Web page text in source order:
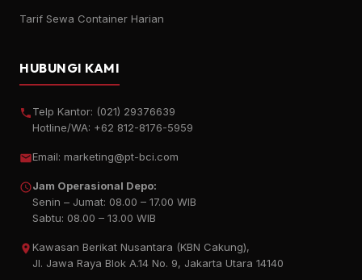
Tarif Sewa Container Harian
HUBUNGI KAMI
Telp Kantor: (021) 29376639
Hotline/WA: +62 812-8176-5959
Email: marketing@pt-bci.com
Jam Operasional Depo:
Senin – Jumat: 08.00 – 17.00 WIB
Sabtu: 08.00 – 13.00 WIB
Kawasan Berikat Nusantara (KBN Cakung),
Jl. Jawa Raya Blok A.14 No. 9, Jakarta Utara 14140